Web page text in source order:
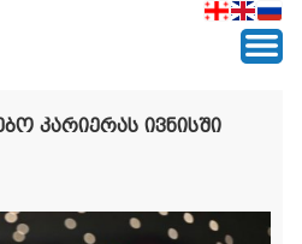
კარიერას ივნისში